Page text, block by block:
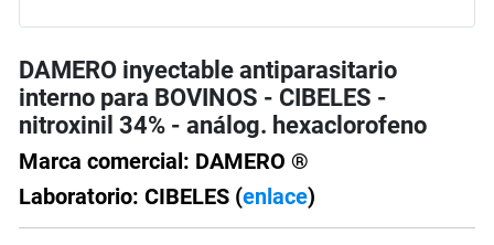
DAMERO inyectable antiparasitario
interno para BOVINOS - CIBELES -
nitroxinil 34% - análog. hexaclorofeno
Marca comercial: DAMERO ®
Laboratorio: CIBELES (enlace)